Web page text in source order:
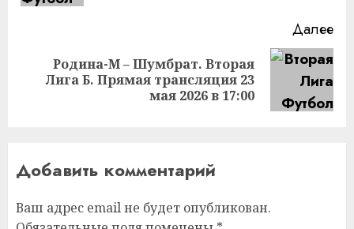
Далее
Следующая
Родина-М – Шумбрат. Вторая
Лига Б. Прямая трансляция 23
мая 2026 в 17:00
Добавить комментарий
Ваш адрес email не будет опубликован.